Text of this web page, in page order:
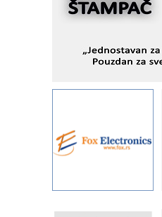
Alba d.o.o. – 35
IBeRTIM -
STAUFF –
povećavaju
YAMADA pumpe
pouzdanost u
Filtration Group
rešenja za